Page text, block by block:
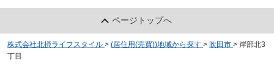
ページトップへ
株式会社北摂ライフスタイル > (居住用(売買))地域から探す > 吹田市 > 岸部北3
丁目